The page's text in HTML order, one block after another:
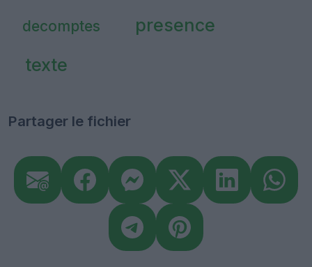
decomptes
presence
texte
Partager le fichier